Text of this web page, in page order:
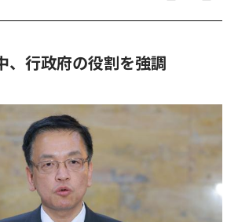
o
o
、行政府の役割を強調